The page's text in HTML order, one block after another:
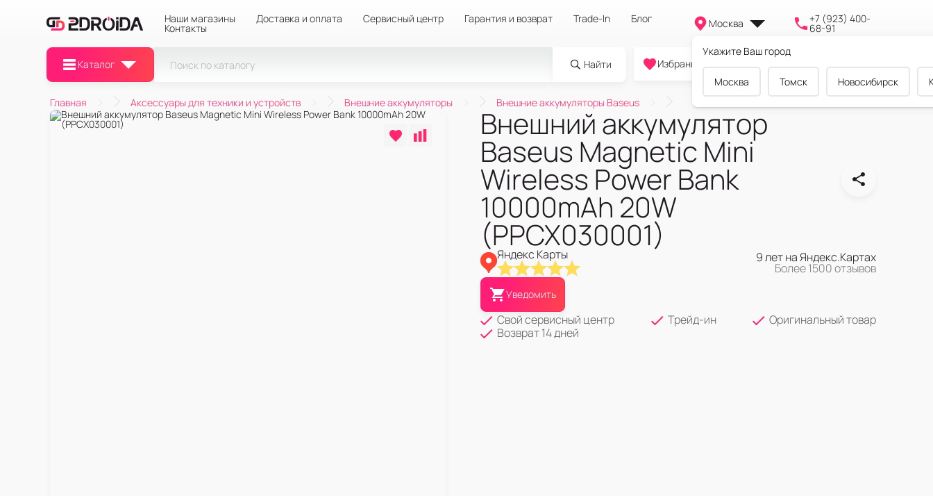
Наши магазины Доставка и оплата Сервисный центр Гарантия и возврат Trade-In Блог
Контакты Москва
Укажите Ваш город
Москва Томск Новосибирск
+7 (923) 400-
68-91
Каталог Найти
0
Избранное Cравнение Корзина
Главная Аксессуары для техники и устройств Внешние аккумуляторы Внешние аккумуляторы Baseus
Внешний аккумулятор
Baseus Magnetic Mini
Wireless Power Bank
10000mAh 20W
(PPCX030001)
Яндекс Карты 9 лет на Яндекс.Картах
Более 1500 отзывов
Уведомить
Свой сервисный центр Трейд-ин
Оригинальный товар
Возврат 14 дней